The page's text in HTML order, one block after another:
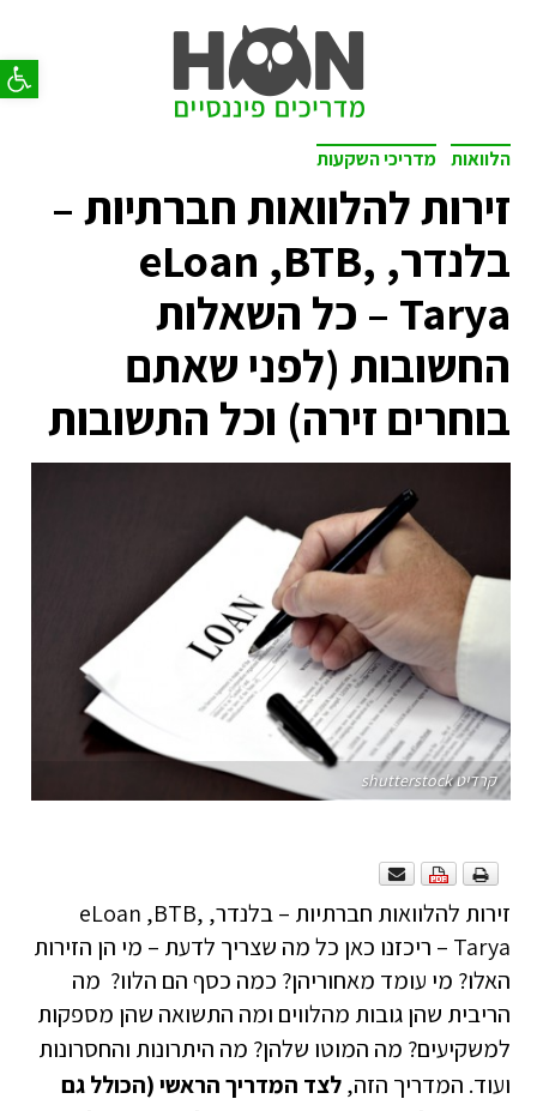
פתח
הלוואות מדריכי השקעות
זירות להלוואות חברתיות –
בלנדר, eLoan ,BTB,
Tarya – כל השאלות
החשובות (לפני שאתם
בוחרים זירה) וכל התשובות
קרדיט shutterstock
זירות להלוואות חברתיות – בלנדר, eLoan ,BTB,
Tarya – ריכזנו כאן כל מה שצריך לדעת – מי הן הזירות
האלו? מי עומד מאחוריהן? כמה כסף הם הלוו? מה
הריבית שהן גובות מהלווים ומה התשואה שהן מספקות
למשקיעים? מה המוטו שלהן? מה היתרונות והחסרונות
ועוד. המדריך הזה,לצד המדריך הראשי (הכולל גם